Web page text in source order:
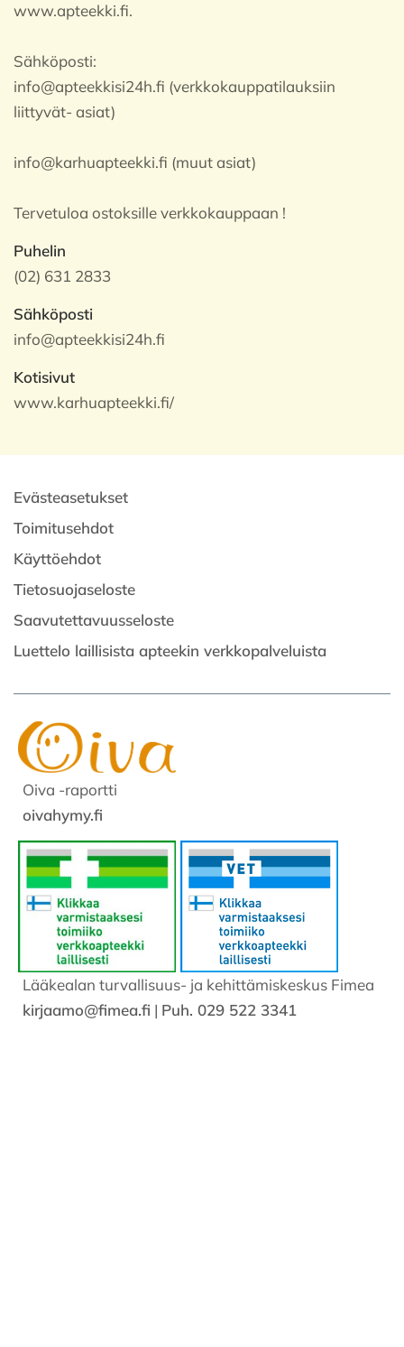
www.apteekki.fi.
Sähköposti:
info@apteekkisi24h.fi (verkkokauppatilauksiin
liittyvät- asiat)
info@karhuapteekki.fi (muut asiat)
Tervetuloa ostoksille verkkokauppaan !
Puhelin
(02) 631 2833
Sähköposti
info@apteekkisi24h.fi
Kotisivut
www.karhuapteekki.fi/
Evästeasetukset
Toimitusehdot
Käyttöehdot
Tietosuojaseloste
Saavutettavuusseloste
Luettelo laillisista apteekin verkkopalveluista
Oiva -raportti
oivahymy.fi
Lääkealan turvallisuus- ja kehittämiskeskus Fimea
kirjaamo@fimea.fi | Puh. 029 522 3341